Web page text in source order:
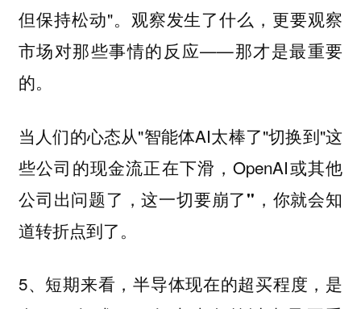
但保持松动"。观察发生了什么，更要观察
市场对那些事情的反应——那才是最重要
的。
当人们的心态从"智能体AI太棒了"切换到"这
些公司的现金流正在下滑，OpenAI或其他
公司出问题了，这一切要崩了"，你就会知
道转折点到了。
5、短期来看，半导体现在的超买程度，是